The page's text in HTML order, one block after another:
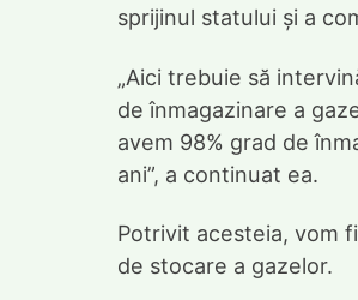
sprijinul statului și a
„Aici trebuie să
de înmagazinare a
avem 98% grad de
ani”, a continuat ea.
Potrivit acesteia, vom
de stocare a gazelor.